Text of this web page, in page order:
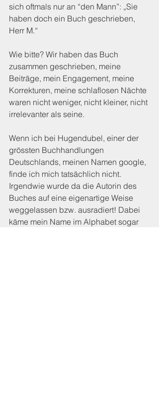
sich oftmals nur an “den Mann”: „Sie
haben doch ein Buch geschrieben,
Herr M.“
Wie bitte? Wir haben das Buch
zusammen geschrieben, meine
Beiträge, mein Engagement, meine
Korrekturen, meine schlaflosen Nächte
waren nicht weniger, nicht kleiner, nicht
irrelevanter als seine.
Wenn ich bei Hugendubel, einer der
grössten Buchhandlungen
Deutschlands, meinen Namen google,
finde ich mich tatsächlich nicht.
Irgendwie wurde da die Autorin des
Buches auf eine eigenartige Weise
weggelassen bzw. ausradiert! Dabei
käme mein Name im Alphabet sogar